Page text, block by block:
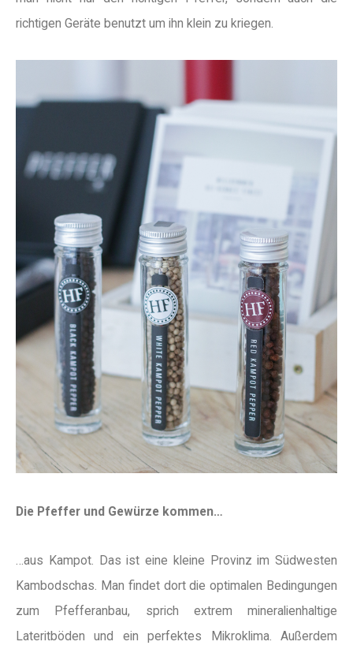
richtigen Geräte benutzt um ihn klein zu kriegen.
Die Pfeffer und Gewürze kommen…
…aus Kampot. Das ist eine kleine Provinz im Südwesten
Kambodschas. Man findet dort die optimalen Bedingungen
zum Pfefferanbau, sprich extrem mineralienhaltige
Lateritböden und ein perfektes Mikroklima. Außerdem